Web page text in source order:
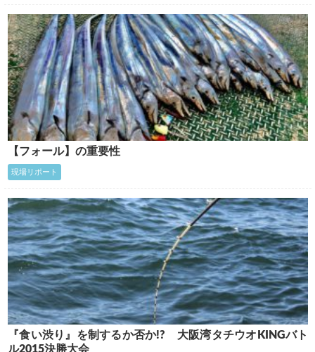
【フォール】の重要性
現場リポート
『食い渋り』を制するか否か!? 大阪湾タチウオKINGバト
ル2015決勝大会